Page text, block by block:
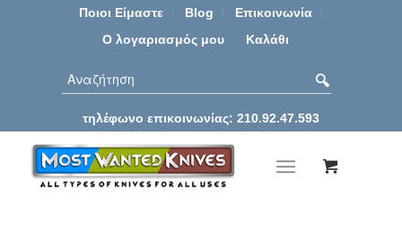
Ποιοι Είμαστε Blog
Επικοινωνία
Ο λογαριασμός μου
Καλάθι
τηλέφωνο επικοινωνίας: 210.92.47.593